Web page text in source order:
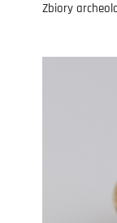
Zbiory